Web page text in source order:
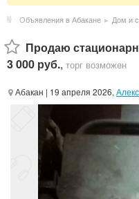
Объявления в Абакане ▸ Дом и
Продаю
3 000 руб., торг возможен
Абакан | 19 апреля 2026,